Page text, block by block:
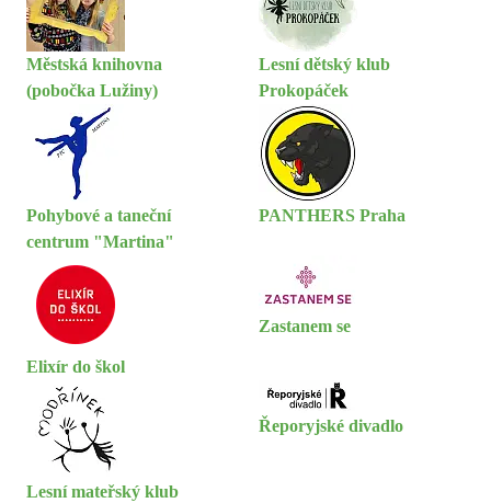
Městská knihovna
(pobočka Lužiny)
Lesní dětský klub
Prokopáček
Pohybové a taneční
centrum "Martina"
PANTHERS Praha
Elixír do škol
Zastanem se
Lesní mateřský klub
Řeporyjské divadlo